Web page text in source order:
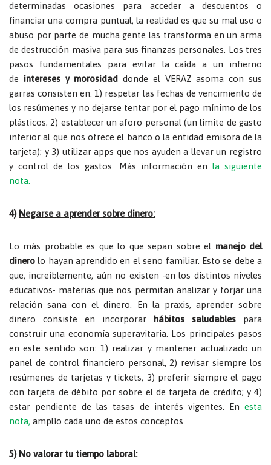
determinadas ocasiones para acceder a descuentos o
financiar una compra puntual, la realidad es que su mal uso o
abuso por parte de mucha gente las transforma en un arma
de destrucción masiva para sus finanzas personales. Los tres
pasos fundamentales para evitar la caída a un infierno
de intereses y morosidad donde el VERAZ asoma con sus
garras consisten en: 1) respetar las fechas de vencimiento de
los resúmenes y no dejarse tentar por el pago mínimo de los
plásticos; 2) establecer un aforo personal (un límite de gasto
inferior al que nos ofrece el banco o la entidad emisora de la
tarjeta); y 3) utilizar apps que nos ayuden a llevar un registro
y control de los gastos.
Más información en la siguiente
nota.
4) Negarse a aprender sobre dinero:
Lo más probable es que lo que sepan sobre el manejo del
dinero lo hayan aprendido en el seno familiar. Esto se debe a
que, increíblemente, aún no existen -en los distintos niveles
educativos- materias que nos permitan analizar y forjar una
relación sana con el dinero. En la praxis, aprender sobre
dinero consiste en incorporar
hábitos saludables
para
construir una economía superavitaria. Los principales pasos
en este sentido son: 1) realizar y mantener actualizado un
panel de control financiero personal, 2) revisar siempre los
resúmenes de tarjetas y tickets, 3) preferir siempre el pago
con tarjeta de débito por sobre el de tarjeta de crédito; y 4)
estar pendiente de las tasas de interés vigentes.
En esta
nota, amplío cada uno de estos conceptos.
5) No valorar tu tiempo laboral: